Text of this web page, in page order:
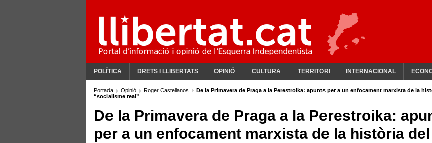
POLÍTICA DRETS I LLIBERTATS OPINIÓ CULTURA TERRITORI INTERNACIONAL
Portada Opinió Roger Castellanos
De la Primavera de Praga a la Perestroika: apunts per a un enfocament marxista de la
“socialisme real”
De la Primavera de Praga a la Perestroika:
per a un enfocament marxista de la història del